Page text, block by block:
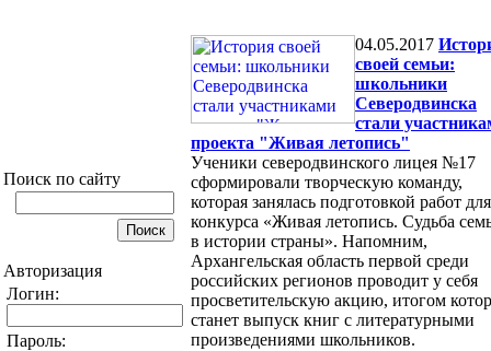
Поиск по сайту
Авторизация
Логин:
Пароль:
04.05.2017
своей семьи:
школьники
Северодвинска
стали
проекта "Живая летопись"
Ученики северодвинского лицея №17
сформировали творческую команду,
которая занялась подготовкой работ для
конкурса «Живая летопись. Судьба
в истории страны». Напомним,
Архангельская область первой среди
российских регионов проводит у себя
просветительскую акцию, итогом
станет выпуск книг с литературными
произведениями школьников.